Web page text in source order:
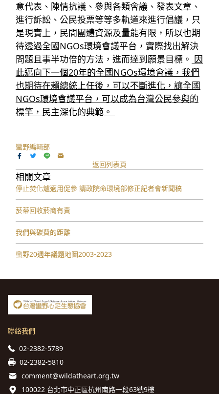
意代表、陳情抗議、參與各類會議、發表文章、
進行訴訟、公民投票等等多軌道來進行倡議，只
是現實上，民間團體資源及量能有限，所以也期
待透過全國NGOs環境會議平台，實際找出解決
問題且事半功倍的方法，進而達到願景目標。 因
此邁向下一個20年的全國NGOs環境會議，我們
也期待在賴總統上任後，可以不斷進化，讓全國
NGOs環境會議平台，可以成為台灣公民參與的
標竿，民主深化的典範。
蠻野編輯部
返回列表頁
相關文章
停止焚化爐適用促參 請政院命環境部修正記者會新聞稿
菸蒂回收菸商有責
我們與碳費的距離
蠻野20週年議題地圖2003-2023
聯絡我們
02-2382-5789
02-2382-5810
comment@wildatheart.org.tw
100022 台北市中正區杭州南路一段63號9樓